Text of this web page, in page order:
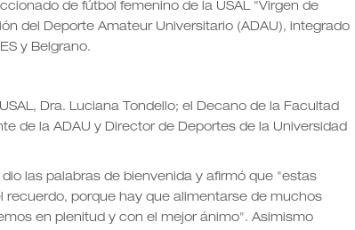
de fútbol femenino de la USAL "Virgen de
del Deporte Amateur Universitario (ADAU), integrado
y Belgrano.
Dra. Luciana Tondello; el Decano de la Facultad
de la ADAU y Director de Deportes de la Universidad
las palabras de bienvenida y afirmó que "estas
porque hay que alimentarse de muchos
en plenitud y con el mejor ánimo". Asimismo